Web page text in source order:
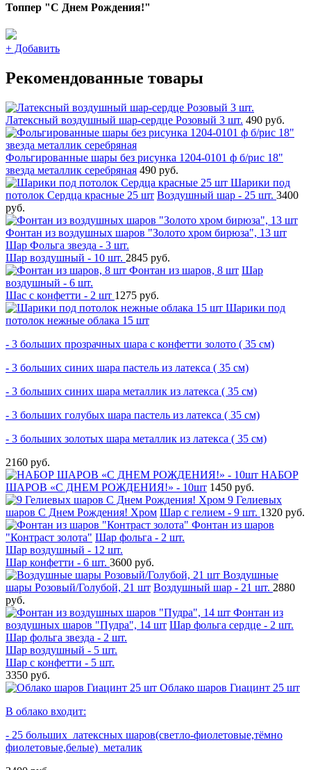
Топпер "С Днем Рождения!"
+ Добавить
Рекомендованные товары
Латексный воздушный шар-сердце Розовый 3 шт. 490 руб.
Фольгированные шары без рисунка 1204-0101 ф б/рис 18"
звезда металлик серебряная 490 руб.
Шарики под
потолок Сердца красные 25 шт Воздушный шар - 25 шт. 3400
руб.
Фонтан из воздушных шаров "Золото хром бирюза", 13 шт
Шар Фольга звезда - 3 шт.
Шар воздушный - 10 шт. 2845 руб.
Фонтан из шаров, 8 шт Шар
воздушный - 6 шт.
Шас с конфетти - 2 шт 1275 руб.
Шарики под
потолок нежные облака 15 шт
- 3 больших прозрачных шара с конфетти золото ( 35 см)
- 3 больших синих шара пастель из латекса ( 35 см)
- 3 больших синих шара металлик из латекса ( 35 см)
- 3 больших голубых шара пастель из латекса ( 35 см)
- 3 больших золотых шара металлик из латекса ( 35 см)
2160 руб.
НАБОР
ШАРОВ «С ДНЕМ РОЖДЕНИЯ!» - 10шт 1450 руб.
9 Гелиевых
шаров С Днем Рождения! Хром Шар с гелием - 9 шт. 1320 руб.
Фонтан из шаров
"Контраст золота" Шар фольга - 2 шт.
Шар воздушный - 12 шт.
Шар конфетти - 6 шт. 3600 руб.
Воздушные
шары Розовый/Голубой, 21 шт Воздушный шар - 21 шт. 2880
руб.
Фонтан из
воздушных шаров "Пудра", 14 шт Шар фольга сердце - 2 шт.
Шар фольга звезда - 2 шт.
Шар воздушный - 5 шт.
Шар с конфетти - 5 шт.
3350 руб.
Облако шаров Гиацинт 25 шт
В облако входит:
- 25 больших латексных шаров(светло-фиолетовые,тёмно
фиолетовые,белые) металик